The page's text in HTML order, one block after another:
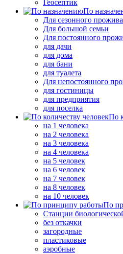
Геосептик
По
Для сезонного
Для большой семьи
Для постоянного
для дачи
для дома
для бани
для туалета
Для непостоянного
для гостиницы
для предприятия
для поселка
По
на 1 человека
на 2 человека
на 3 человека
на 4 человека
на 5 человек
на 6 человек
на 7 человек
на 8 человек
на 10 человек
По
Станции
без откачки
загородные
пластиковые
аэробные